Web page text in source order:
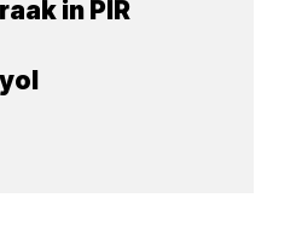
in PIR